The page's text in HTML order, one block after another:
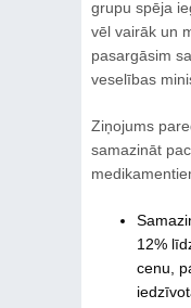
grupu spēja
vēl vairāk un
pasargāsim
veselības
Ziņojums
samazināt
12%
cenu,